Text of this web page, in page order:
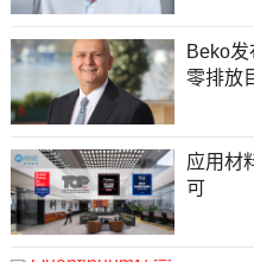
Beko
零排放
应用材
可